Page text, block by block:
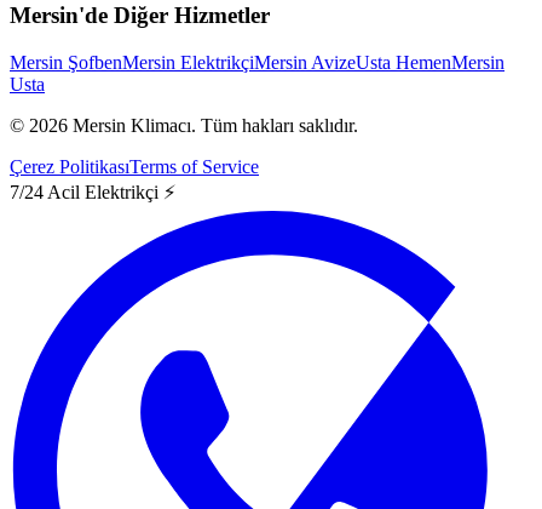
Mersin'de Diğer Hizmetler
Mersin ŞofbenMersin ElektrikçiMersin AvizeUsta HemenMersin
Usta
© 2026 Mersin Klimacı. Tüm hakları saklıdır.
Çerez PolitikasıTerms of Service
7/24 Acil Elektrikçi ⚡